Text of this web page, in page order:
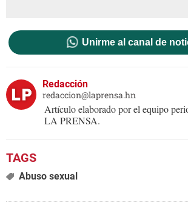
Unirme al canal de
Redacción
redaccion@laprensa.hn
Artículo elaborado por el equipo
LA PRENSA.
Abuso sexual